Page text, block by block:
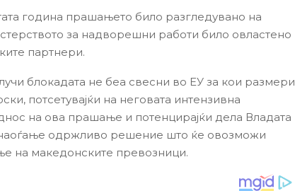
година прашањето било разгледувано на
за надворешни работи било овластено
партнери.
блокадата не беа свесни во ЕУ за кои размери
потсетувајќи на неговата интензивна
на ова прашање и потенцирајќи дела Владата
одржливо решение што ќе овозможи
на македонските превозници.